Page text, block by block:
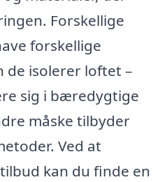
Forskellige
forskellige
de isolerer loftet –
sig i bæredygtige
måske tilbyder
Ved at
kan du finde en